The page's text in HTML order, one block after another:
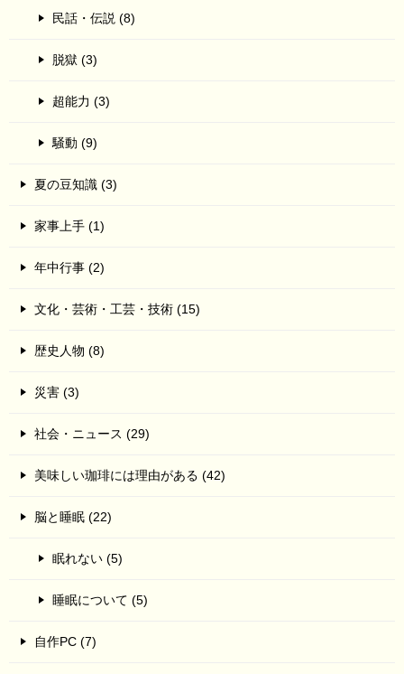
民話・伝説 (8)
脱獄 (3)
超能力 (3)
騒動 (9)
夏の豆知識 (3)
家事上手 (1)
年中行事 (2)
文化・芸術・工芸・技術 (15)
歴史人物 (8)
災害 (3)
社会・ニュース (29)
美味しい珈琲には理由がある (42)
脳と睡眠 (22)
眠れない (5)
睡眠について (5)
自作PC (7)